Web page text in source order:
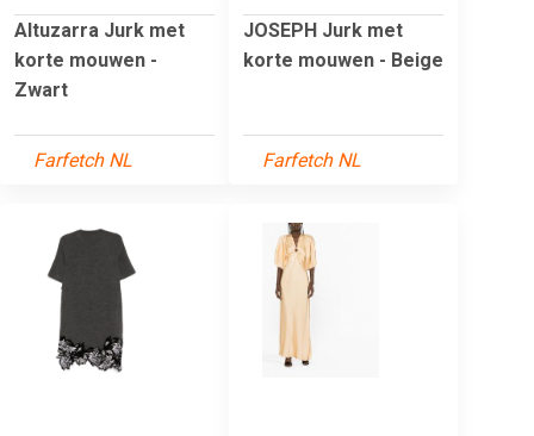
Altuzarra Jurk met
korte mouwen -
Zwart
Farfetch NL
JOSEPH Jurk met
korte mouwen - Beige
Farfetch NL